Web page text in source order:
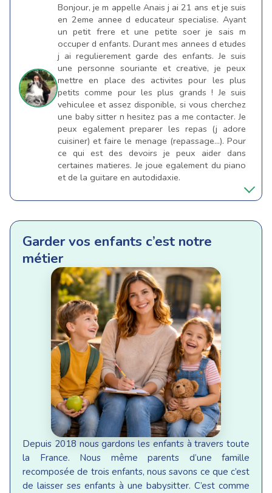
Bonjour, je m appelle Anais j ai 21 ans et je suis
en 2eme annee d educateur specialise. Ayant
un petit frere et une petite soer je sais m
occuper d enfants. Durant mes annees d etudes
j ai regulierement garde des enfants. Je suis
une personne souriante et creative, je peux
mettre en place des activites pour les plus
petits comme pour les plus grands ! Je suis
vehiculee et assez disponible, si vous cherchez
une baby sitter n hesitez pas a me contacter. Je
peux egalement preparer les repas (j adore
cuisiner) et faire le menage (repassage...). Pour
ce qui est des devoirs je peux aider dans
certaines matieres. Je joue egalement du piano
et de la guitare en autodidaxie.
Garder vos enfants c’est notre
métier
Depuis 2018 nous gardons les enfants à travers toute
la France. Nous même parents d’une famille
recomposée de trois enfants, nous savons ce que c’est
de laisser ses enfants à une babysitter. C’est comme